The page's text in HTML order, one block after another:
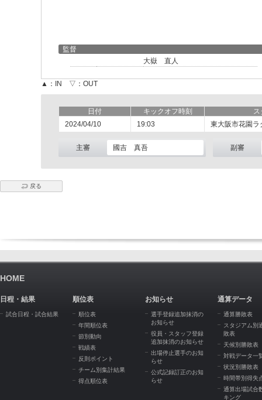
監督
大嶽 直人
▲：IN ▽：OUT
日付 キックオフ時刻
ス
2024/04/10
19:03 東大阪市花園ラ
主審 國吉 真吾 副審
戻る
HOME
日程・結果
試合日程・試合結果
順位表
順位表
年間順位表
節別動向
戦績表
反則ポイント
チーム別集計結果
得点順位表
お知らせ
選手登録追加抹消の
お知らせ
役員・スタッフ登録
追加抹消のお知らせ
出場停止選手のお知
らせ
公式記録訂正のお知
らせ
通算データ
通算勝敗表
スタジアム別
敗表
天候別勝敗表
対戦データ一
状況別勝敗表
時間帯別得失
通算出場試合
キング